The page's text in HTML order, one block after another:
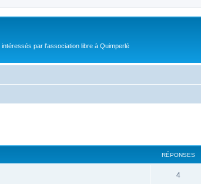
par l'association libre à Quimperlé
RÉPONSES
4